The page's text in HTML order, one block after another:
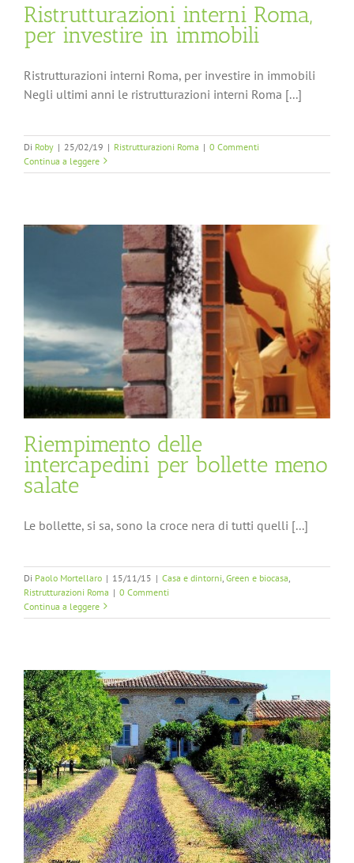
Ristrutturazioni interni Roma,
per investire in immobili
Ristrutturazioni interni Roma, per investire in immobili
Negli ultimi anni le ristrutturazioni interni Roma [...]
Di Roby | 25/02/19 | Ristrutturazioni Roma | 0 Commenti
Continua a leggere
Riempimento delle
intercapedini per bollette meno
salate
Le bollette, si sa, sono la croce nera di tutti quelli [...]
Di Paolo Mortellaro | 15/11/15 | Casa e dintorni Green e biocasa
Ristrutturazioni Roma | 0 Commenti
Continua a leggere